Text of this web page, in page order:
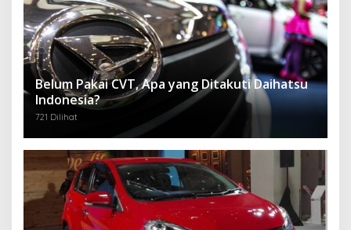
Belum Pakai CVT, Apa yang Ditakuti Daihatsu
Indonesia?
721 Dilihat